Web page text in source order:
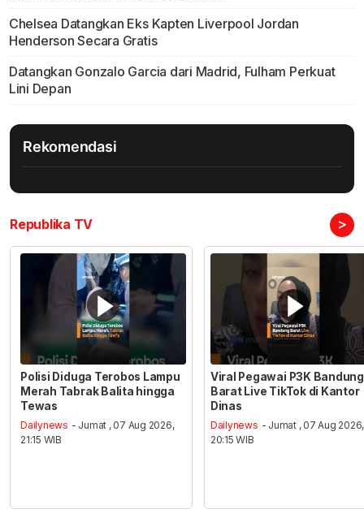
Chelsea Datangkan Eks Kapten Liverpool Jordan
Henderson Secara Gratis
Datangkan Gonzalo Garcia dari Madrid, Fulham Perkuat
Lini Depan
Rekomendasi
Republika TV >
Polisi Diduga Terobos Lampu
Merah Tabrak Balita hingga
Tewas
Dailynews - Jumat , 07 Aug 2026,
21:15 WIB
Viral Pegawai P3K Bandung
Barat Live TikTok di Kantor
Dinas
Dailynews - Jumat , 07 Aug 2026,
20:15 WIB